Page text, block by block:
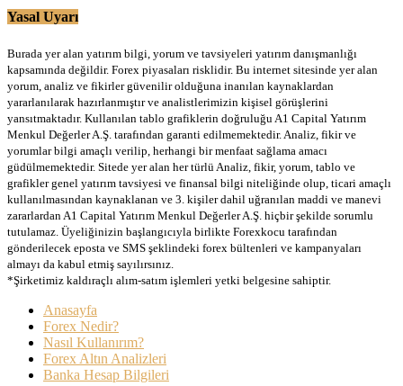
Yasal Uyarı
Burada yer alan yatırım bilgi, yorum ve tavsiyeleri yatırım danışmanlığı
kapsamında değildir. Forex piyasaları risklidir. Bu internet sitesinde yer alan
yorum, analiz ve fikirler güvenilir olduğuna inanılan kaynaklardan
yararlanılarak hazırlanmıştır ve analistlerimizin kişisel görüşlerini
yansıtmaktadır. Kullanılan tablo grafiklerin doğruluğu A1 Capital Yatırım
Menkul Değerler A.Ş. tarafından garanti edilmemektedir. Analiz, fikir ve
yorumlar bilgi amaçlı verilip, herhangi bir menfaat sağlama amacı
güdülmemektedir. Sitede yer alan her türlü Analiz, fikir, yorum, tablo ve
grafikler genel yatırım tavsiyesi ve finansal bilgi niteliğinde olup, ticari amaçlı
kullanılmasından kaynaklanan ve 3. kişiler dahil uğranılan maddi ve manevi
zararlardan A1 Capital Yatırım Menkul Değerler A.Ş. hiçbir şekilde sorumlu
tutulamaz. Üyeliğinizin başlangıcıyla birlikte Forexkocu tarafından
gönderilecek eposta ve SMS şeklindeki forex bültenleri ve kampanyaları
almayı da kabul etmiş sayılırsınız.
*Şirketimiz kaldıraçlı alım-satım işlemleri yetki belgesine sahiptir.
Anasayfa
Forex Nedir?
Nasıl Kullanırım?
Forex Altın Analizleri
Banka Hesap Bilgileri